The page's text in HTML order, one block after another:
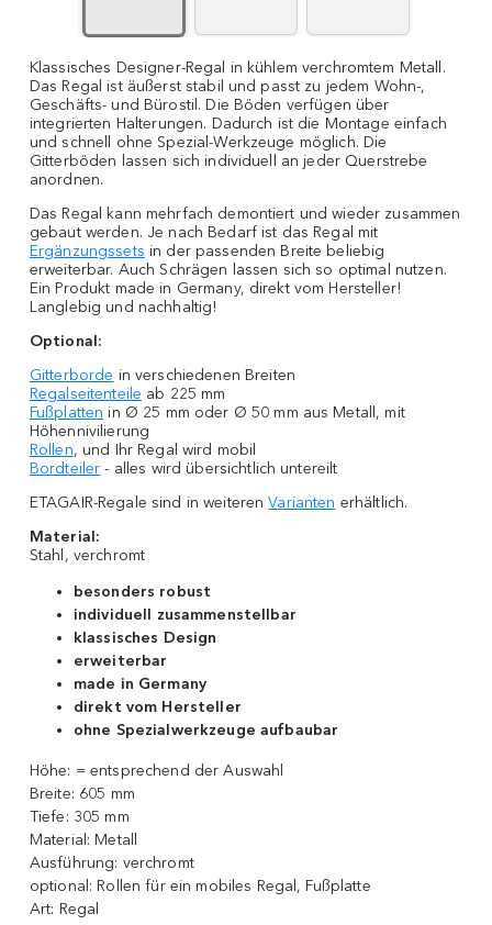
Klassisches Designer-Regal in kühlem verchromtem Metall.
Das Regal ist äußerst stabil und passt zu jedem Wohn-,
Geschäfts- und Bürostil. Die Böden verfügen über
integrierten Halterungen. Dadurch ist die Montage einfach
und schnell ohne Spezial-Werkzeuge möglich. Die
Gitterböden lassen sich individuell an jeder Querstrebe
anordnen.
Das Regal kann mehrfach demontiert und wieder zusammen
gebaut werden. Je nach Bedarf ist das Regal mit
Ergänzungssets in der passenden Breite beliebig
erweiterbar. Auch Schrägen lassen sich so optimal nutzen.
Ein Produkt made in Germany, direkt vom Hersteller!
Langlebig und nachhaltig!
Optional:
Gitterborde in verschiedenen Breiten
Regalseitenteile ab 225 mm
Fußplatten in Ø 25 mm oder Ø 50 mm aus Metall, mit
Höhennivilierung
Rollen, und Ihr Regal wird mobil
Bordteiler - alles wird übersichtlich untereilt
ETAGAIR-Regale sind in weiterenVarianten erhältlich.
Material:
Stahl, verchromt
besonders robust
individuell zusammenstellbar
klassisches Design
erweiterbar
made in Germany
direkt vom Hersteller
ohne Spezialwerkzeuge aufbaubar
Höhe: = entsprechend der Auswahl
Breite: 605 mm
Tiefe: 305 mm
Material: Metall
Ausführung: verchromt
optional: Rollen für ein mobiles Regal, Fußplatte
Art: Regal